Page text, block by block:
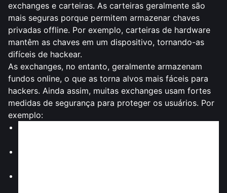
exchanges e carteiras. As carteiras geralmente são
mais seguras porque permitem armazenar chaves
privadas offline. Por exemplo, carteiras de hardware
mantêm as chaves em um dispositivo, tornando-as
difíceis de hackear.
As exchanges, no entanto, geralmente armazenam
fundos online, o que as torna alvos mais fáceis para
hackers. Ainda assim, muitas exchanges usam fortes
medidas de segurança para proteger os usuários. Por
exemplo: